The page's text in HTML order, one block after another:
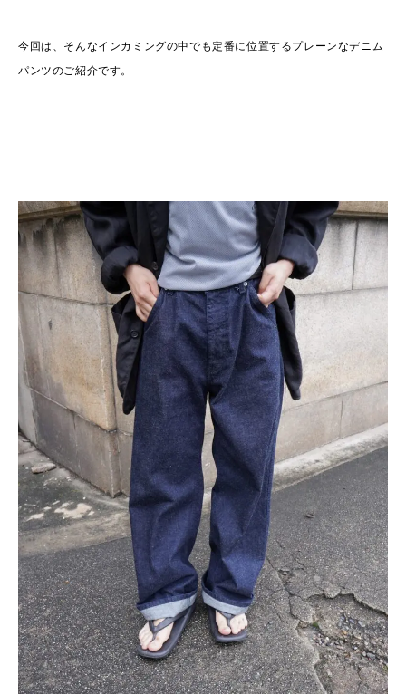
今回は、そんなインカミングの中でも定番に位置するプレーンなデニム
パンツのご紹介です。